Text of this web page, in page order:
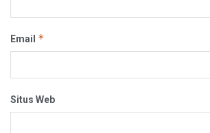
Email *
Situs Web